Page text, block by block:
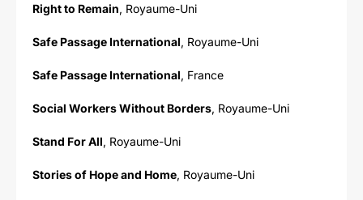
Right to Remain, Royaume-Uni
Safe Passage International, Royaume-Uni
Safe Passage International, France
Social Workers Without Borders, Royaume-Uni
Stand For All, Royaume-Uni
Stories of Hope and Home, Royaume-Uni